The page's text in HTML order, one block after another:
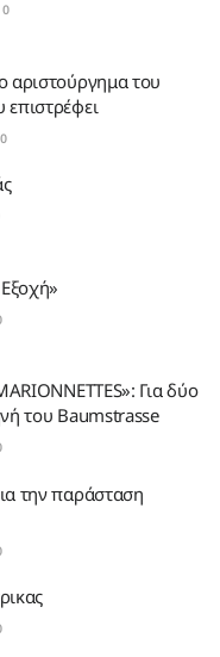
0
αριστούργημα του
0
Για δύο
του Baumstrasse
την παράσταση